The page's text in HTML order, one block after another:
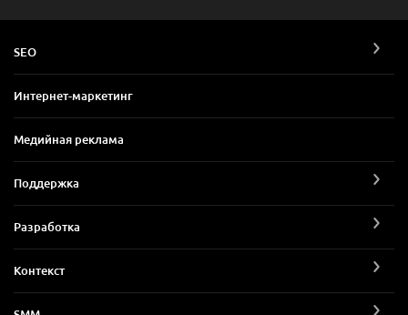
SEO
Интернет-маркетинг
Медийная реклама
Поддержка
Разработка
Контекст